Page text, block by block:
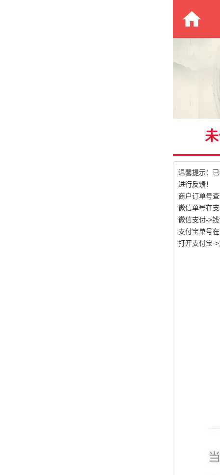
温馨提示：
进行反馈！
商户订单号
微信单号在
微信支付->
支付宝单号
打开支付宝-